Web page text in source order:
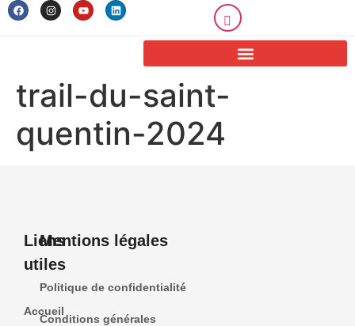
trail-du-saint-
quentin-2024
Liens
utiles
Accueil
Mentions légales
Politique de confidentialité
Conditions générales